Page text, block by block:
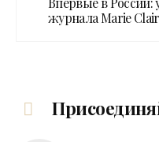
журнала Marie